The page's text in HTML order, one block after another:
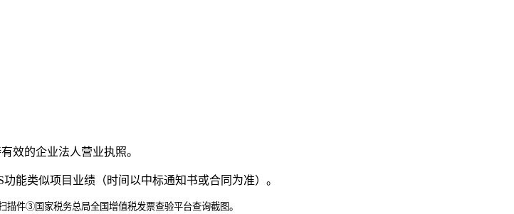
效的企业法人营业执照。
能类似项目业绩（时间以中标通知书或合同为准）。
件③国家税务总局全国增值税发票查验平台查询截图。